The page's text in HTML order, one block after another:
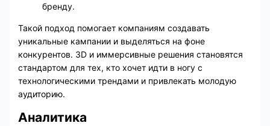
бренду.
Такой подход помогает компаниям создавать
уникальные кампании и выделяться на фоне
конкурентов. 3D и иммерсивные решения становятся
стандартом для тех, кто хочет идти в ногу с
технологическими трендами и привлекать молодую
аудиторию.
Аналитика